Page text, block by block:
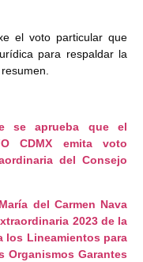
el voto particular que
para respaldar la
se aprueba que el
CDMX emita voto
del Consejo
del Carmen Nava
2023 de la
los Lineamientos para
Organismos Garantes